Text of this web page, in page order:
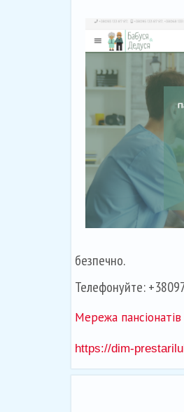
безпечно.
Телефонуйте:
Мережа
https://dim-